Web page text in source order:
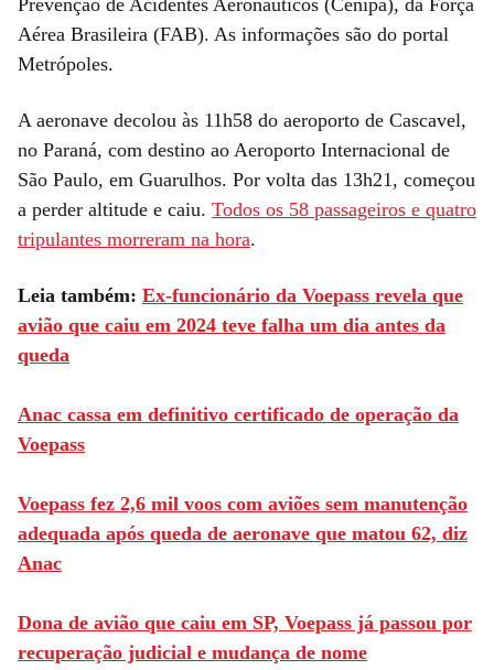
Prevenção de Acidentes Aeronáuticos (Cenipa), da Força
Aérea Brasileira (FAB). As informações são do portal
Metrópoles.
A aeronave decolou às 11h58 do aeroporto de Cascavel,
no Paraná, com destino ao Aeroporto Internacional de
São Paulo, em Guarulhos. Por volta das 13h21, começou
a perder altitude e caiu. Todos os 58 passageiros e quatro
tripulantes morreram na hora.
Leia também: Ex-funcionário da Voepass revela que
avião que caiu em 2024 teve falha um dia antes da
queda
Anac cassa em definitivo certificado de operação da
Voepass
Voepass fez 2,6 mil voos com aviões sem manutenção
adequada após queda de aeronave que matou 62, diz
Anac
Dona de avião que caiu em SP, Voepass já passou por
recuperação judicial e mudança de nome